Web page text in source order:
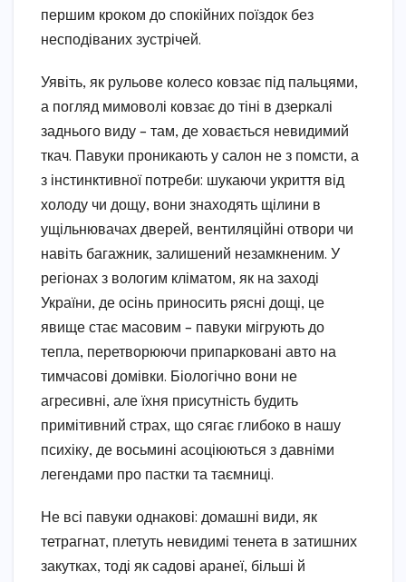
першим кроком до спокійних поїздок без
несподіваних зустрічей.
Уявіть, як рульове колесо ковзає під пальцями,
а погляд мимоволі ковзає до тіні в дзеркалі
заднього виду – там, де ховається невидимий
ткач. Павуки проникають у салон не з помсти, а
з інстинктивної потреби: шукаючи укриття від
холоду чи дощу, вони знаходять щілини в
ущільнювачах дверей, вентиляційні отвори чи
навіть багажник, залишений незамкненим. У
регіонах з вологим кліматом, як на заході
України, де осінь приносить рясні дощі, це
явище стає масовим – павуки мігрують до
тепла, перетворюючи припарковані авто на
тимчасові домівки. Біологічно вони не
агресивні, але їхня присутність будить
примітивний страх, що сягає глибоко в нашу
психіку, де восьмині асоціюються з давніми
легендами про пастки та таємниці.
Не всі павуки однакові: домашні види, як
тетрагнат, плетуть невидимі тенета в затишних
закутках, тоді як садові аранеї, більші й